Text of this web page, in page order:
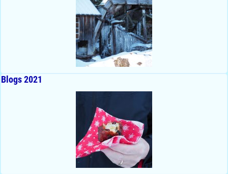
Blogs 2021